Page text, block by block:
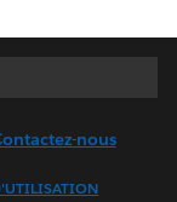
nous